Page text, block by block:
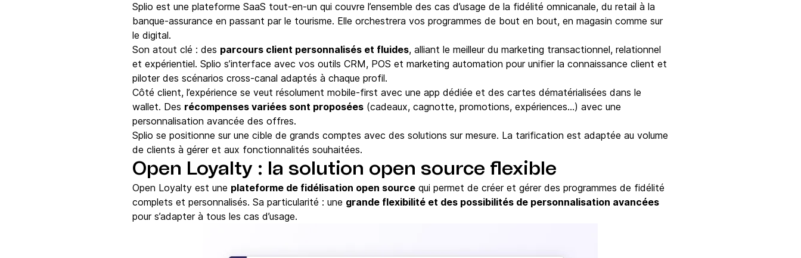
Splio est une plateforme SaaS tout-en-un qui couvre l’ensemble des cas d’usage de la fidélité omnicanale, du retail à la
banque-assurance en passant par le tourisme. Elle orchestrera vos programmes de bout en bout, en magasin comme sur
le digital.
Son atout clé : des parcours client personnalisés et fluides, alliant le meilleur du marketing transactionnel, relationnel
et expérientiel. Splio s’interface avec vos outils CRM, POS et marketing automation pour unifier la connaissance client et
piloter des scénarios cross-canal adaptés à chaque profil.
Côté client, l’expérience se veut résolument mobile-first avec une app dédiée et des cartes dématérialisées dans le
wallet. Des récompenses variées sont proposées (cadeaux, cagnotte, promotions, expériences…) avec une
personnalisation avancée des offres.
Splio se positionne sur une cible de grands comptes avec des solutions sur mesure. La tarification est adaptée au volume
de clients à gérer et aux fonctionnalités souhaitées.
Open Loyalty : la solution open source flexible
Open Loyalty est une plateforme de fidélisation open source qui permet de créer et gérer des programmes de fidélité
complets et personnalisés. Sa particularité : une grande flexibilité et des possibilités de personnalisation avancées
pour s’adapter à tous les cas d’usage.